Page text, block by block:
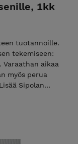
1kk
tuotannoille.
tekemiseen:
myös perua